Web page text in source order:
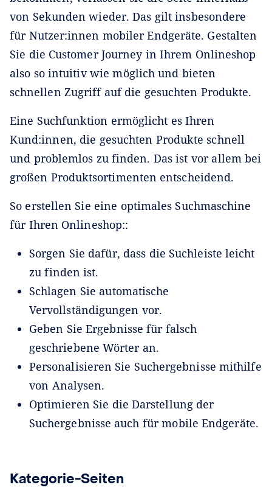
von Sekunden wieder. Das gilt insbesondere
für Nutzer:innen mobiler Endgeräte. Gestalten
Sie die Customer Journey in Ihrem Onlineshop
also so intuitiv wie möglich und bieten
schnellen Zugriff auf die gesuchten Produkte.
Eine Suchfunktion ermöglicht es Ihren
Kund:innen, die gesuchten Produkte schnell
und problemlos zu finden. Das ist vor allem bei
großen Produktsortimenten entscheidend.
So erstellen Sie eine optimales Suchmaschine
für Ihren Onlineshop::
Sorgen Sie dafür, dass die Suchleiste leicht
zu finden ist.
Schlagen Sie automatische
Vervollständigungen vor.
Geben Sie Ergebnisse für falsch
geschriebene Wörter an.
Personalisieren Sie Suchergebnisse mithilfe
von Analysen.
Optimieren Sie die Darstellung der
Suchergebnisse auch für mobile Endgeräte.
Kategorie-Seiten